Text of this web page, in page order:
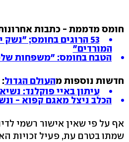
חומס מדממת - כתבות
53 הרוגים בחומס;
המורדים"
הטבח בחומס: "משפחות
חדשות נוספות מהעולם הגדול:
עיתון באיי פוקלנד:
הכלב ניצל מאגם קפוא -
אף על פי שאין אישור רשמי
שמתו בטרם עת, פעיל זכויות